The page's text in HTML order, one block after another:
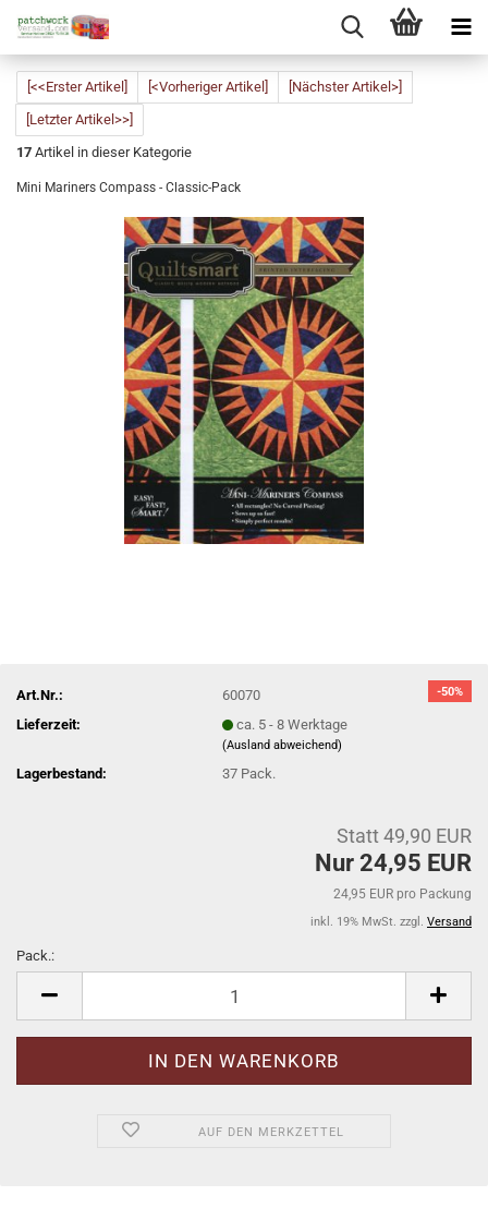
[<<Erster Artikel] [<Vorheriger Artikel]
[Nächster Artikel>]
[Letzter Artikel>>]
17 Artikel in dieser Kategorie
Mini Mariners Compass - Classic-Pack
-50%
Art.Nr.:
60070
Lieferzeit:
ca. 5 - 8 Werktage
(Ausland abweichend)
Lagerbestand: 37 Pack.
Statt 49,90 EUR
Nur 24,95 EUR
24,95 EUR pro Packung
inkl. 19% MwSt. zzgl. Versand
Pack.:
AUF DEN MERKZETTEL